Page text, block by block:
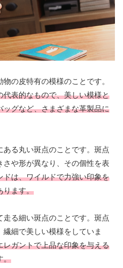
の皮特有の模様のことです。
表的なもので、美しい模様と
グなど、さまざまな革製品に
る丸い斑点のことです。斑点
さや形が異なり、その個性を表
ドは、ワイルドで力強い印象を
ります。
る細い斑点のことです。斑点
細で美しい模様をしていま
レガントで上品な印象を与える
。